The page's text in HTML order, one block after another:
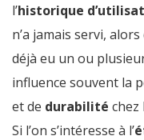
l’historique
n’a jamais servi, alors
déjà eu un ou
influence souvent la
et de durabilité chez
Si l’on s’intéresse à l’